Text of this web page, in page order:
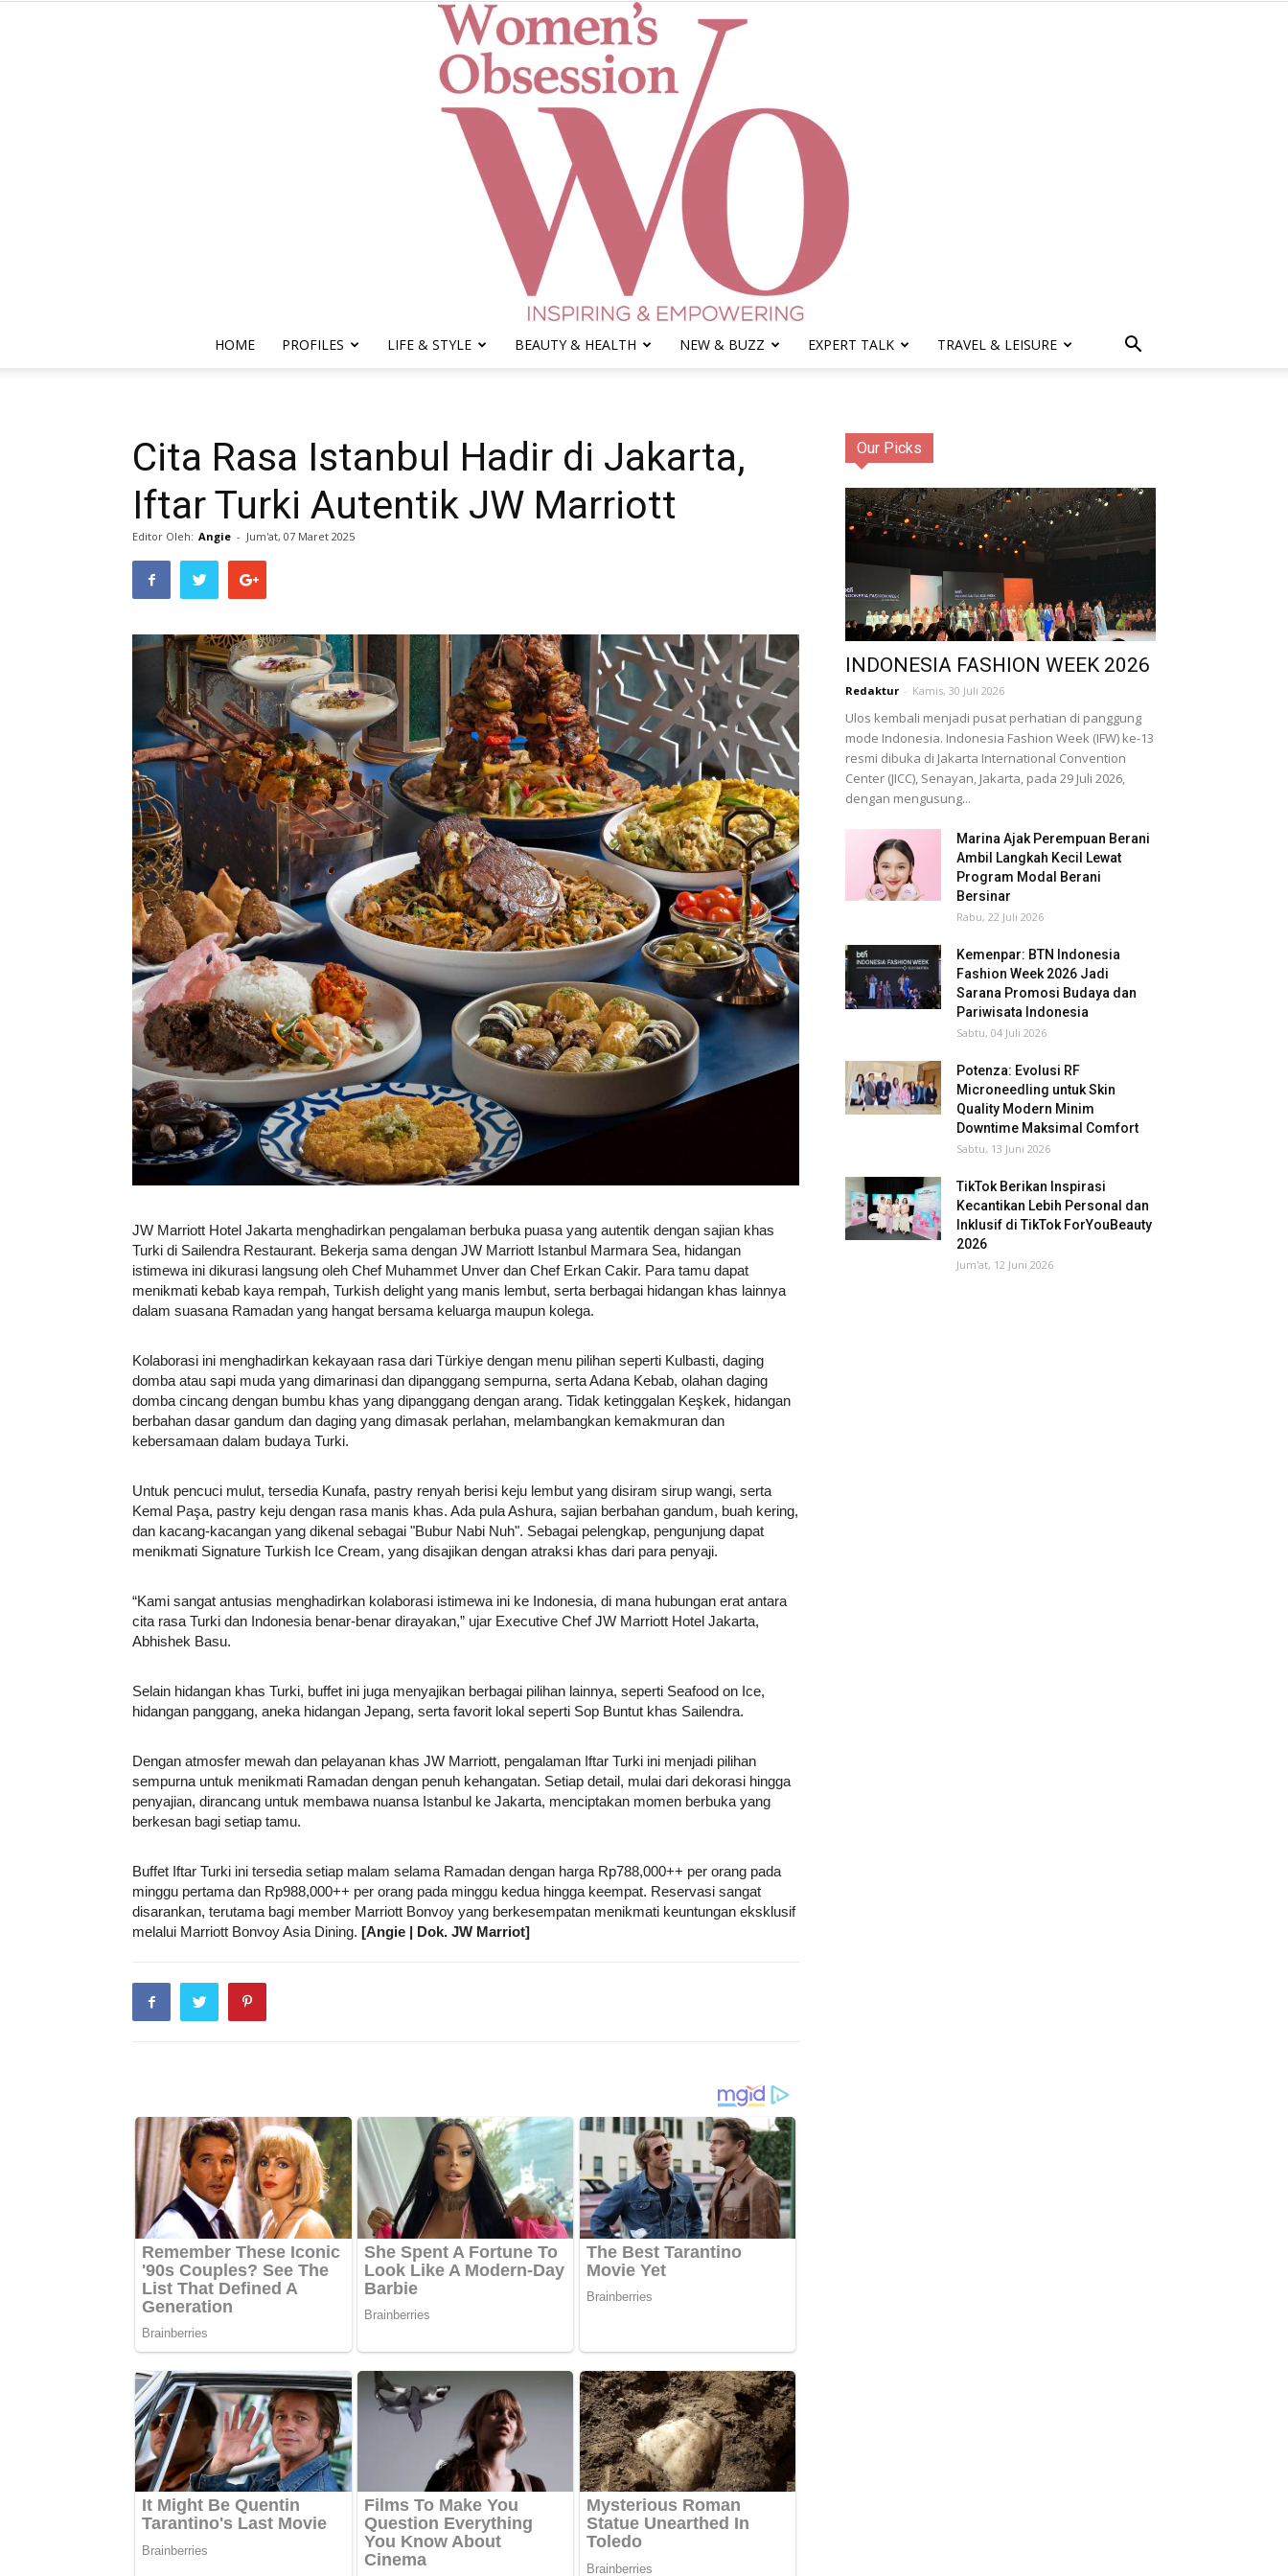
Obsession
|
Life
Career
Style
HOME PROFILES LIFE & STYLE BEAUTY & HEALTH NEW & BUZZ EXPERT TALK TRAVEL & LEISURE
Cita Rasa Istanbul Hadir di Jakarta,
Iftar Turki Autentik JW Marriott
Editor Oleh: Angie - Jum'at, 07 Maret 2025
JW Marriott Hotel Jakarta menghadirkan pengalaman berbuka puasa yang autentik dengan sajian khas
Turki di Sailendra Restaurant. Bekerja sama dengan JW Marriott Istanbul Marmara Sea, hidangan
istimewa ini dikurasi langsung oleh Chef Muhammet Unver dan Chef Erkan Cakir. Para tamu dapat
menikmati kebab kaya rempah, Turkish delight yang manis lembut, serta berbagai hidangan khas lainnya
dalam suasana Ramadan yang hangat bersama keluarga maupun kolega.
Kolaborasi ini menghadirkan kekayaan rasa dari Türkiye dengan menu pilihan seperti Kulbasti, daging
domba atau sapi muda yang dimarinasi dan dipanggang sempurna, serta Adana Kebab, olahan daging
domba cincang dengan bumbu khas yang dipanggang dengan arang. Tidak ketinggalan Keşkek, hidangan
berbahan dasar gandum dan daging yang dimasak perlahan, melambangkan kemakmuran dan
kebersamaan dalam budaya Turki.
Untuk pencuci mulut, tersedia Kunafa, pastry renyah berisi keju lembut yang disiram sirup wangi, serta
Kemal Paşa, pastry keju dengan rasa manis khas. Ada pula Ashura, sajian berbahan gandum, buah kering,
dan kacang-kacangan yang dikenal sebagai "Bubur Nabi Nuh". Sebagai pelengkap, pengunjung dapat
menikmati Signature Turkish Ice Cream, yang disajikan dengan atraksi khas dari para penyaji.
“Kami sangat antusias menghadirkan kolaborasi istimewa ini ke Indonesia, di mana hubungan erat antara
cita rasa Turki dan Indonesia benar-benar dirayakan,” ujar Executive Chef JW Marriott Hotel Jakarta,
Abhishek Basu.
Selain hidangan khas Turki, buffet ini juga menyajikan berbagai pilihan lainnya, seperti Seafood on Ice,
hidangan panggang, aneka hidangan Jepang, serta favorit lokal seperti Sop Buntut khas Sailendra.
Dengan atmosfer mewah dan pelayanan khas JW Marriott, pengalaman Iftar Turki ini menjadi pilihan
sempurna untuk menikmati Ramadan dengan penuh kehangatan. Setiap detail, mulai dari dekorasi hingga
penyajian, dirancang untuk membawa nuansa Istanbul ke Jakarta, menciptakan momen berbuka yang
berkesan bagi setiap tamu.
Buffet Iftar Turki ini tersedia setiap malam selama Ramadan dengan harga Rp788,000++ per orang pada
minggu pertama dan Rp988,000++ per orang pada minggu kedua hingga keempat. Reservasi sangat
disarankan, terutama bagi member Marriott Bonvoy yang berkesempatan menikmati keuntungan eksklusif
melalui Marriott Bonvoy Asia Dining. [Angie | Dok. JW Marriot]
Our Picks
INDONESIA FASHION WEEK 2026
Redaktur - Kamis, 30 Juli 2026
Ulos kembali menjadi pusat perhatian di panggung
mode Indonesia. Indonesia Fashion Week (IFW) ke-13
resmi dibuka di Jakarta International Convention
Center (JICC), Senayan, Jakarta, pada 29 Juli 2026,
dengan mengusung...
Marina Ajak Perempuan Berani
Ambil Langkah Kecil Lewat
Program Modal Berani
Bersinar
Rabu, 22 Juli 2026
Kemenpar: BTN Indonesia
Fashion Week 2026 Jadi
Sarana Promosi Budaya dan
Pariwisata Indonesia
Sabtu, 04 Juli 2026
Potenza: Evolusi RF
Microneedling untuk Skin
Quality Modern Minim
Downtime Maksimal Comfort
Sabtu, 13 Juni 2026
TikTok Berikan Inspirasi
Kecantikan Lebih Personal dan
Inklusif di TikTok ForYouBeauty
2026
Jum'at, 12 Juni 2026